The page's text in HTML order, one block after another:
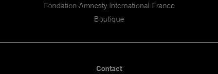
Fondation Amnesty International France
Boutique
Contact